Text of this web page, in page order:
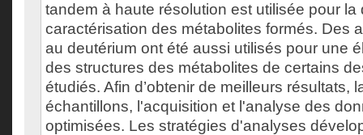
tandem à haute résolution est utilisée pour la
caractérisation des métabolites formés. Des
au deutérium ont été aussi utilisés pour une
des structures des métabolites de certains
étudiés. Afin d’obtenir de meilleurs résultats,
échantillons, l'acquisition et l'analyse des
optimisées. Les stratégies d'analyses